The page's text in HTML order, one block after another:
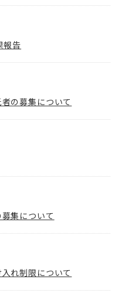
報告
の募集について
集について
れ制限について